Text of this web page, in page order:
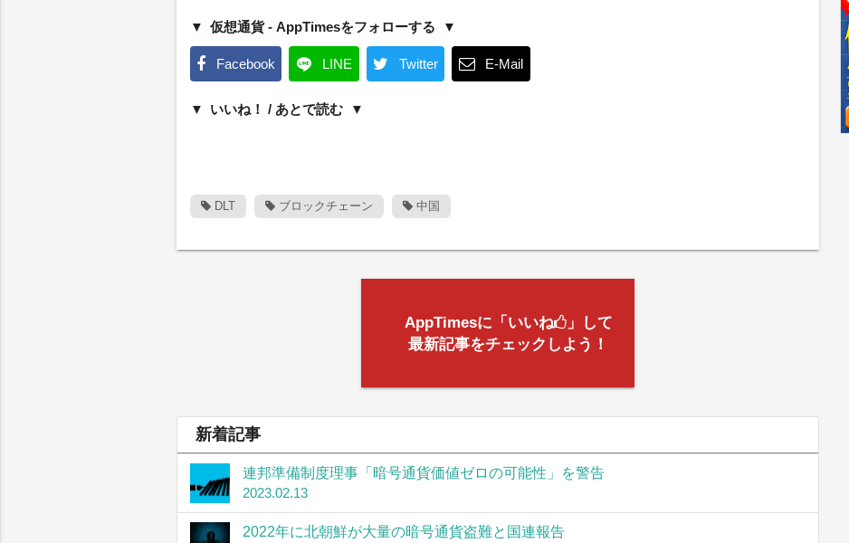
仮想通貨 - AppTimesをフォローする
Facebook LINE Twitter E-Mail
いいね！ / あとで読む
DLT ブロックチェーン 中国
AppTimesに「いいね
」して
最新記事をチェックしよう！
新着記事
連邦準備制度理事「暗号通貨価値ゼロの可能性」を警告
2023.02.13
2022年に北朝鮮が大量の暗号通貨盗難と国連報告